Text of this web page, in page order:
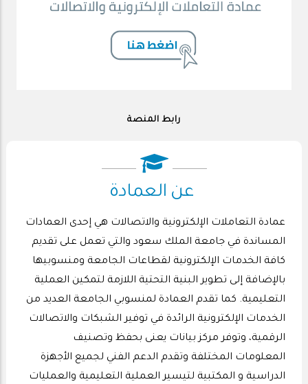
رابط المنصة
عن العمادة
عمادة التعاملات الإلكترونية والاتصالات هي إحدى العمادات
المساندة في جامعة الملك سعود والتي تعمل على تقديم
كافة الخدمات الإلكترونية لقطاعات الجامعة ومنسوبيها
بالإضافة إلى تطوير البنية التحتية اللازمة لتمكين العملية
التعليمية. كما تقدم العمادة لمنسوبي الجامعة العديد من
الخدمات الإلكترونية الرائدة في توفير الشبكات والاتصالات
الرقمية، وتوفر مركز بيانات يعنى بحفظ وتصنيف
المعلومات المختلفة وتقدم الدعم الفني لجميع الأجهزة
الدراسية و المكتبية لتيسير العملية التعليمية والعمليات